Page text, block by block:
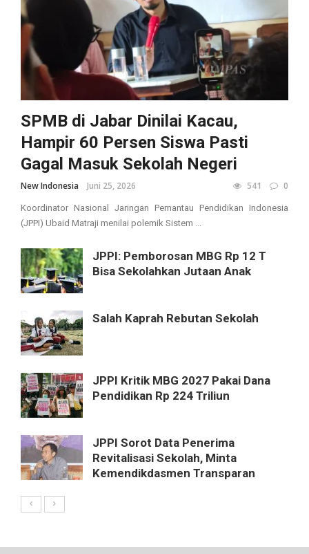
SPMB di Jabar Dinilai Kacau,
Hampir 60 Persen Siswa Pasti
Gagal Masuk Sekolah Negeri
New Indonesia Juni 25, 2026 541 0
Koordinator Nasional Jaringan Pemantau Pendidikan Indonesia
(JPPI) Ubaid Matraji menilai polemik Sistem ...
JPPI: Pemborosan MBG Rp 12 T
Bisa Sekolahkan Jutaan Anak
Salah Kaprah Rebutan Sekolah
JPPI Kritik MBG 2027 Pakai Dana
Pendidikan Rp 224 Triliun
JPPI Sorot Data Penerima
Revitalisasi Sekolah, Minta
Kemendikdasmen Transparan